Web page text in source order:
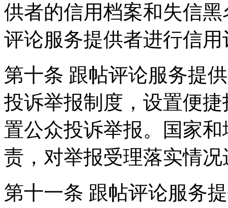
供者的信用档案和失信
评论服务提供者进行信用
第十条 跟帖评论服务提
投诉举报制度，设置便
置公众投诉举报。国家
责，对举报受理落实情
第十一条 跟帖评论服务